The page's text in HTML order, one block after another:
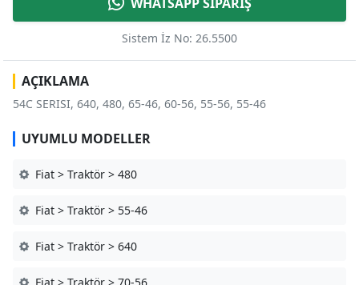
Sistem İz No: 26.5500
AÇIKLAMA
54C SERISI, 640, 480, 65-46, 60-56, 55-56, 55-46
UYUMLU MODELLER
Fiat > Traktör > 480
Fiat > Traktör > 55-46
Fiat > Traktör > 640
Fiat > Traktör > 70-56